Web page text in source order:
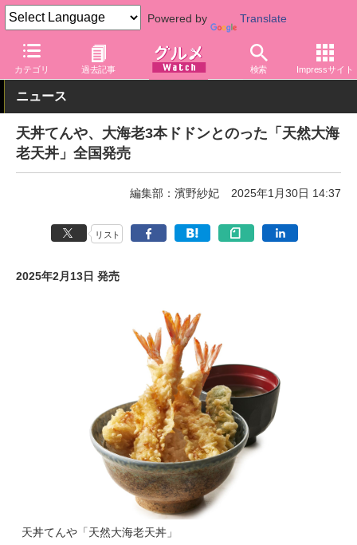
Powered by Translate
カテゴリ 過去記事 検索 Impressサイト
グルメ Watch 店舗 丼もの 天丼てんや
ニュース
天丼てんや、大海老3本ドドンとのった「天然大海
老天丼」全国発売
編集部：濱野紗妃 2025年1月30日 14:37
リスト
2025年2月13日 発売
天丼てんや「天然大海老天丼」